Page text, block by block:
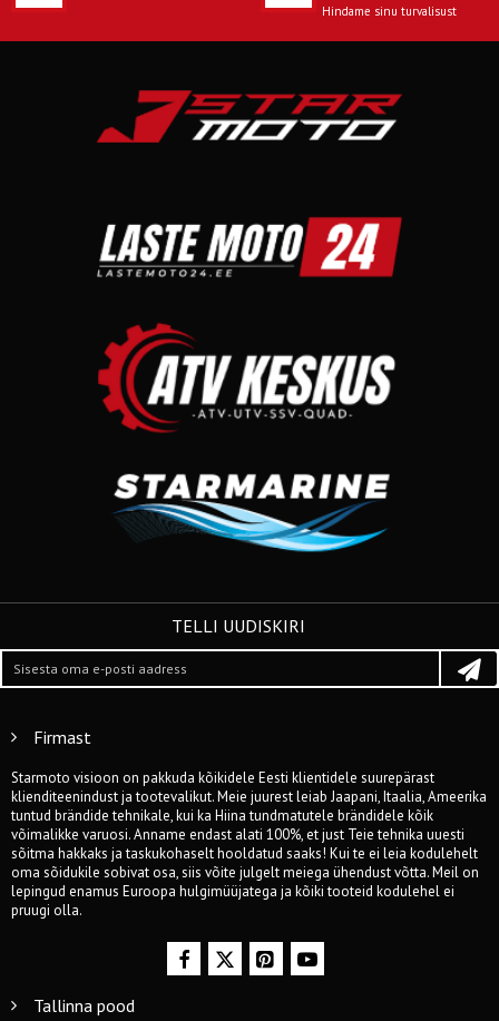
Hindame sinu turvalisust
TELLI UUDISKIRI
Firmast
Starmoto visioon on pakkuda kõikidele Eesti klientidele suurepärast
klienditeenindust ja tootevalikut. Meie juurest leiab Jaapani, Itaalia, Ameerika
tuntud brändide tehnikale, kui ka Hiina tundmatutele brändidele kõik
võimalikke varuosi. Anname endast alati 100%, et just Teie tehnika uuesti
sõitma hakkaks ja taskukohaselt hooldatud saaks! Kui te ei leia kodulehelt
oma sõidukile sobivat osa, siis võite julgelt meiega ühendust võtta. Meil on
lepingud enamus Euroopa hulgimüüjatega ja kõiki tooteid kodulehel ei
pruugi olla.
Tallinna pood